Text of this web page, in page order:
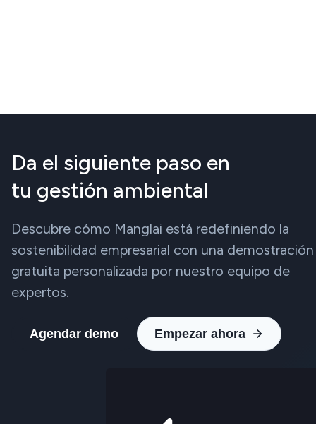
Da el siguiente paso en
tu gestión ambiental
Descubre cómo Manglai está redefiniendo la
sostenibilidad empresarial con una demostración
gratuita personalizada por nuestro equipo de
expertos.
Agendar demo Empezar ahora